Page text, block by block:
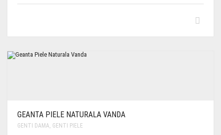
GEANTA PIELE NATURALA VANDA
GENTI DAMA GENTI PIELE